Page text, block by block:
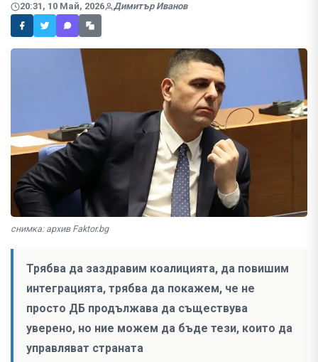
20:31, 10 Май, 2026 Димитър Иванов
снимка: архив Faktor.bg
Трябва да заздравим коалицията, да повишим
интеграцията, трябва да покажем, че не
просто ДБ продължава да съществува
уверено, но ние можем да бъде тези, които да
управляват страната